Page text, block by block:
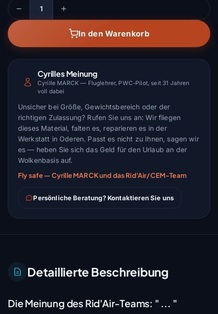
Menge
In den Warenkorb
Cyrilles Meinung
Cyrille MARCK — Fluglehrer, PWC-Pilot, seit 31 Jahren
voll dabei
Unsicher bei Größe, Gewichtsbereich oder der
richtigen Zulassung? Rufen Sie uns an: Wir fliegen
dieses Material, falten es, reparieren es in der
Werkstatt in Oderen. Passt es nicht zu Ihnen, sagen wir
es — heben Sie sich das Geld für den Urlaub an der
Wolkenbasis auf.
Fly safe — Cyrille MARCK und das Rid'Air/CEM-Team
Persönliche Beratung? Kontaktieren Sie uns
Detaillierte Beschreibung
Die Meinung des Rid'Air-Teams: " ... "